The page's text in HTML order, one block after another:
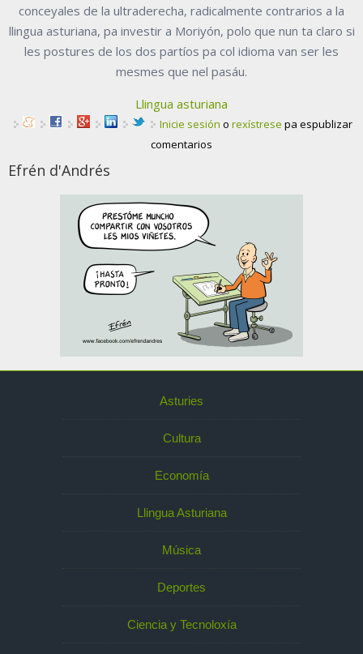
conceyales de la ultraderecha, radicalmente contrarios a la
llingua asturiana, pa investir a Moriyón, polo que nun ta claro si
les postures de los dos partíos pa col idioma van ser les
mesmes que nel pasáu.
Llingua asturiana
Inicie sesión o rexístrese pa espublizar
comentarios
Efrén d'Andrés
Asturies
Cultura
Economía
Llingua Asturiana
Música
Deportes
Ciencia y Tecnoloxía